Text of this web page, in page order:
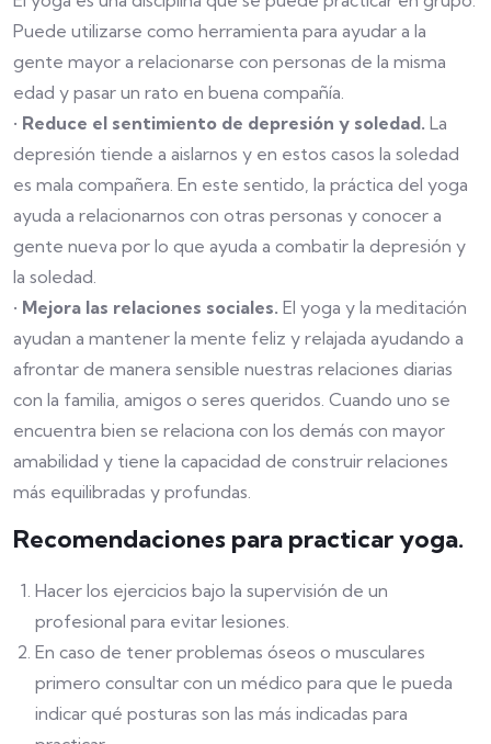
Puede utilizarse como herramienta para ayudar a la
gente mayor a relacionarse con personas de la misma
edad y pasar un rato en buena compañía.
• Reduce el sentimiento de depresión y soledad. La
depresión tiende a aislarnos y en estos casos la soledad
es mala compañera. En este sentido, la práctica del yoga
ayuda a relacionarnos con otras personas y conocer a
gente nueva por lo que ayuda a combatir la depresión y
la soledad.
• Mejora las relaciones sociales. El yoga y la meditación
ayudan a mantener la mente feliz y relajada ayudando a
afrontar de manera sensible nuestras relaciones diarias
con la familia, amigos o seres queridos. Cuando uno se
encuentra bien se relaciona con los demás con mayor
amabilidad y tiene la capacidad de construir relaciones
más equilibradas y profundas.
Recomendaciones para practicar yoga.
Hacer los ejercicios bajo la supervisión de un
profesional para evitar lesiones.
En caso de tener problemas óseos o musculares
primero consultar con un médico para que le pueda
indicar qué posturas son las más indicadas para